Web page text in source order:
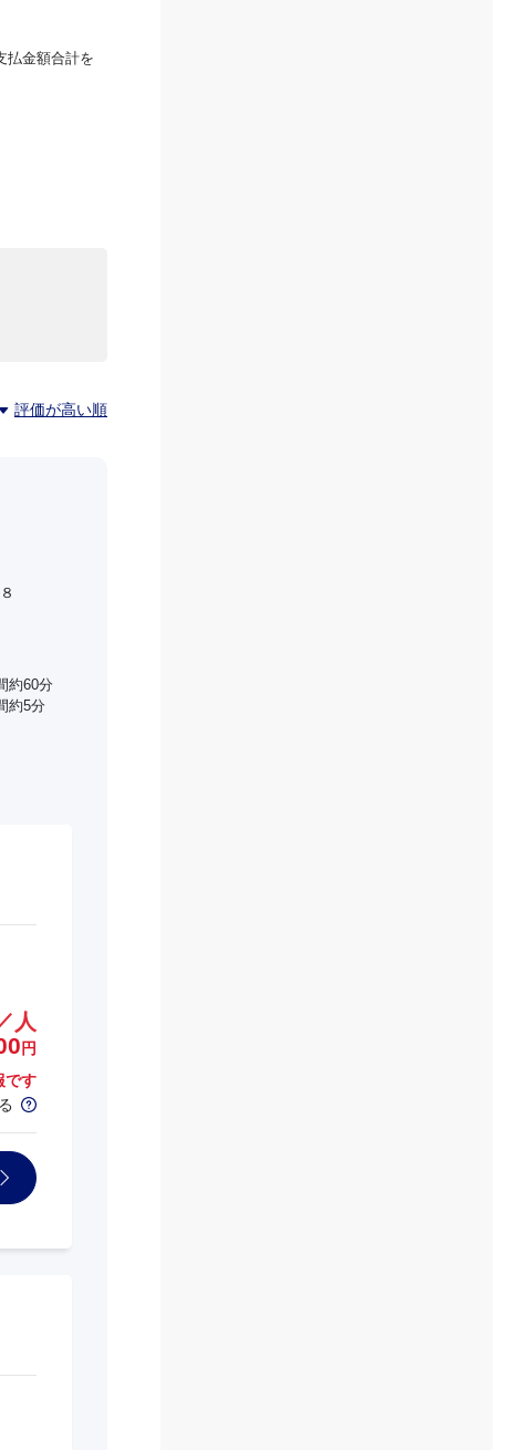
払金額合計を
評価が高い順
約60分
約5分
人
円
です